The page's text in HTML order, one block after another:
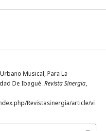
Musical, Para La
De Ibagué. Revista Sinergia,
Revistasinergia/article/vi